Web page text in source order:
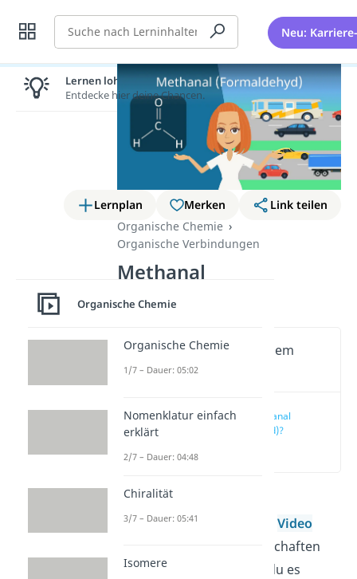
Suche Neu:
Lernplan Merken
Link teilen
Organische Chemie
Organische Verbindungen
Methanal
(Formaldehyd)
Wichtige Inhalte in diesem
Video
Was ist Methanal
(Formaldehyd)?
Methanal nennst du auch
Formaldehyd. Hier und imVideo
erfährst du welche Eigenschaften
Methanal hat und wofür du es
Lernen lohnt sich!
Entdecke hier deine Chancen.
Organische Chemie
Organische Chemie
1/7 – Dauer: 05:02
Nomenklatur einfach
erklärt
2/7 – Dauer: 04:48
Chiralität
3/7 – Dauer: 05:41
Isomere